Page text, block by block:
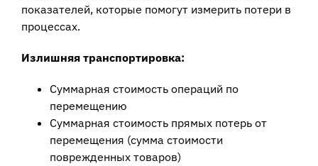
показателей, которые помогут измерить потери в
процессах.
Излишняя транспортировка:
Суммарная стоимость операций по
перемещению
Суммарная стоимость прямых потерь от
перемещения (сумма стоимости
поврежденных товаров)